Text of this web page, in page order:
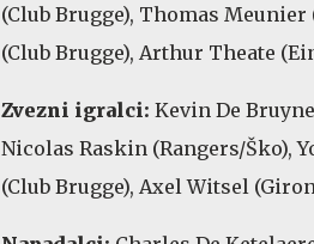
(Club Brugge), Thomas
(Club Brugge), Arthur Theate
Zvezni igralci: Kevin De
Nicolas Raskin (Rangers/Ško),
(Club Brugge), Axel Witsel